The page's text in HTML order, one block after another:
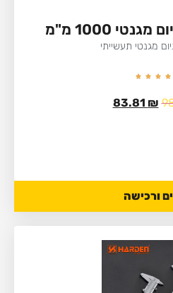
מגנטי תעשייתי
83.81 ₪
ורכישה